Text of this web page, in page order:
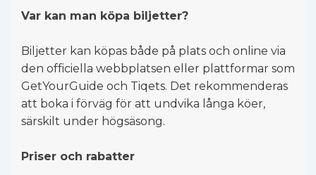
Var kan man köpa biljetter?
Biljetter kan köpas både på plats och online via
den officiella webbplatsen eller plattformar som
GetYourGuide och Tiqets. Det rekommenderas
att boka i förväg för att undvika långa köer,
särskilt under högsäsong.
Priser och rabatter